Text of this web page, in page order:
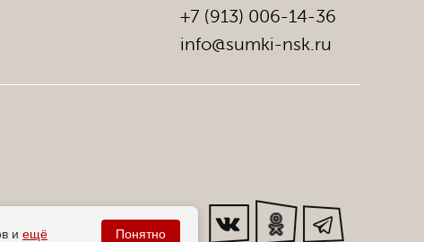
+7 (913) 006-14-36
info@sumki-nsk.ru
Мы в соц. сетях:
и ещё Понятно